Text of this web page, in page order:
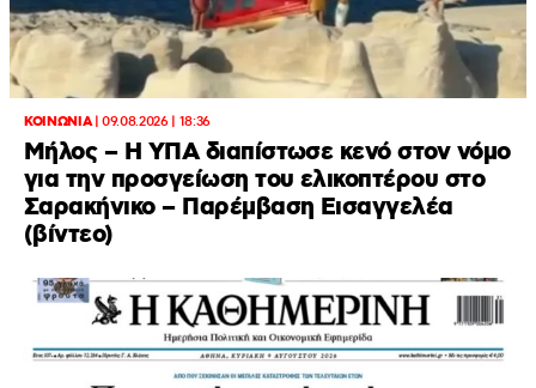
ΚΟΙΝΩΝΙΑ|09.08.2026 | 18:36
Μήλος – Η ΥΠΑ διαπίστωσε κενό στον νόμο
για την προσγείωση του ελικοπτέρου στο
Σαρακήνικο – Παρέμβαση Εισαγγελέα
(βίντεο)